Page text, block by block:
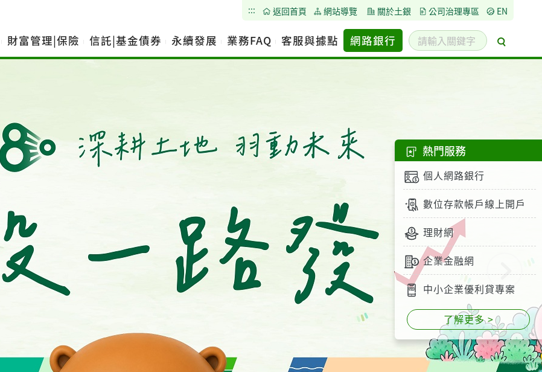
::: 返回首頁 網站導覽 關於土銀 公司治理專區 EN
財富管理|保險 信託|基金債券 永續發展 業務FAQ 客服與據點 網路銀行
請
輸
搜
尋
熱門服務
個人網路銀行
數位存款帳戶線上開戶
理財網
企業金融網
中小企業優利貸專案
了解更多 >